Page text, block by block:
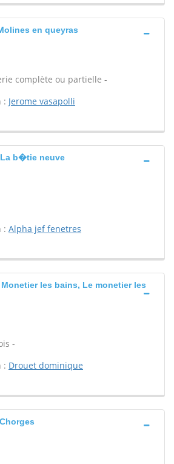
en queyras
complète ou partielle -
: Jerome vasapolli
b�tie neuve
: Alpha jef fenetres
les bains, Le monetier les
-
: Drouet dominique